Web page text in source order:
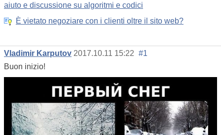
aiuto e discussione su algoritmi e codici
È vietato negoziare con i clienti oltre il sito web?
Vladimir Karputov 2017.10.11 15:22 #1
Buon inizio!